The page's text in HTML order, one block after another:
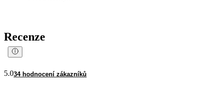
Recenze
5.034 hodnocení zákazníků